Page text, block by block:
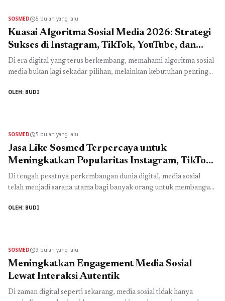
SOSMEDschedule5 bulan yang lalu
Kuasai Algoritma Sosial Media 2026: Strategi
Sukses di Instagram, TikTok, YouTube, dan
Facebook
Di era digital yang terus berkembang, memahami algoritma sosial
media bukan lagi sekadar pilihan, melainkan kebutuhan penting
2026 membawa perubahan signifikan pada cara platform sosial
OLEH: BUDI
SOSMEDschedule5 bulan yang lalu
Jasa Like Sosmed Terpercaya untuk
Meningkatkan Popularitas Instagram, TikTok,
YouTube, dan Twitter Secara Cepat
Di tengah pesatnya perkembangan dunia digital, media sosial
telah menjadi sarana utama bagi banyak orang untuk membangun
jaringan. Namun, persaingan yang semakin ketat membuat banyak
Karena ...
Read more
OLEH: BUDI
SOSMEDschedule9 bulan yang lalu
Meningkatkan Engagement Media Sosial
Lewat Interaksi Autentik
Di zaman digital seperti sekarang, media sosial tidak hanya